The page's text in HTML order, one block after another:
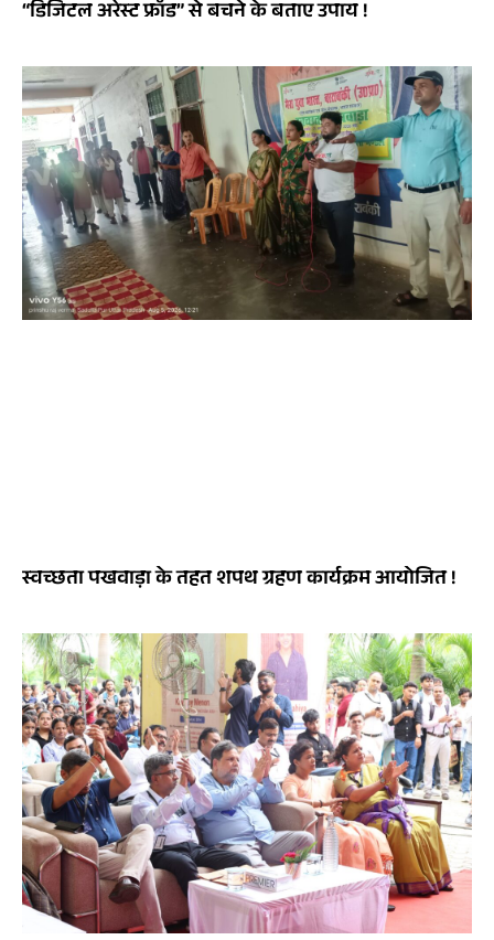
“डिजिटल अरेस्ट फ्रॉड” से बचने के बताए उपाय !
स्वच्छता पखवाड़ा के तहत शपथ ग्रहण कार्यक्रम आयोजित !